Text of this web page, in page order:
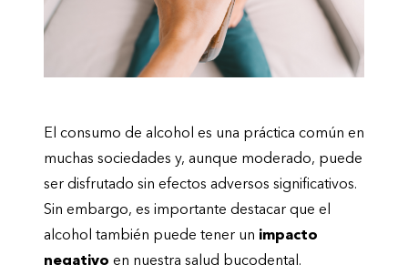
El consumo de alcohol es una práctica común en
muchas sociedades y, aunque moderado, puede
ser disfrutado sin efectos adversos significativos.
Sin embargo, es importante destacar que el
alcohol también puede tener un impacto
negativo en nuestra salud bucodental.